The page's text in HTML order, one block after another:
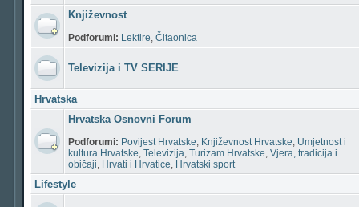
Književnost
Podforumi: Lektire, Čitaonica
Televizija i TV SERIJE
Hrvatska
Hrvatska Osnovni Forum
Podforumi: Povijest Hrvatske, Književnost Hrvatske, Umjetnost i
kultura Hrvatske, Televizija, Turizam Hrvatske, Vjera, tradicija i
običaji, Hrvati i Hrvatice, Hrvatski sport
Lifestyle